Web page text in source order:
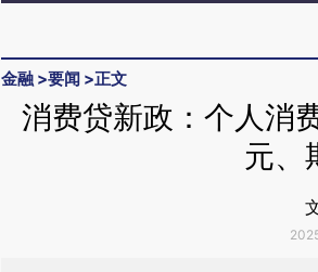
金融 >要闻 >正文
消费贷新政：个人消
元、